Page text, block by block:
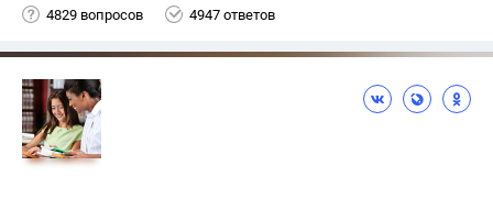
4829 вопросов 4947 ответов